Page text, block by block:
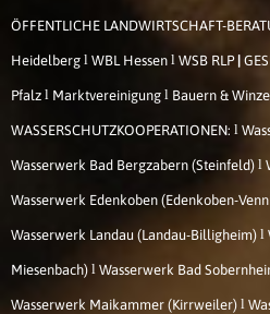
ÖFFENTLICHE LANDWIRTSCHAFT-
Heidelberg l WBL Hessen l WSB RLP
Pfalz l Marktvereinigung l Bauern &
WASSERSCHUTZKOOPERATIONEN: l
Wasserwerk Bad Bergzabern (Steinfeld) l
Wasserwerk Edenkoben (Edenkoben-
Wasserwerk Landau (Landau-Billigheim) l
Miesenbach) l Wasserwerk Bad
Wasserwerk Maikammer (Kirrweiler) l